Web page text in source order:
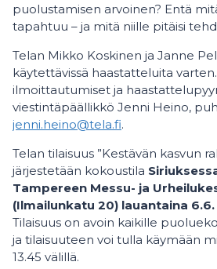
puolustamisen arvoinen? Entä
tapahtuu – ja mitä niille pitäisi
Telan Mikko Koskinen ja Janne
käytettävissä haastatteluita
ilmoittautumiset ja
viestintäpäällikkö Jenni Heino,
jenni.heino@tela.fi.
Telan tilaisuus ”Kestävän kasvun
järjestetään kokoustila
Tampereen Messu- ja
(Ilmailunkatu 20) lauantaina 6.6.
Tilaisuus on avoin kaikille
ja tilaisuuteen voi tulla käymään
13.45 välillä.